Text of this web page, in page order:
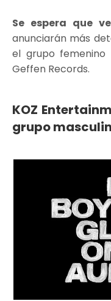
Se espera que
anunciarán más
el grupo femenino
Geffen Records.
KOZ
grupo